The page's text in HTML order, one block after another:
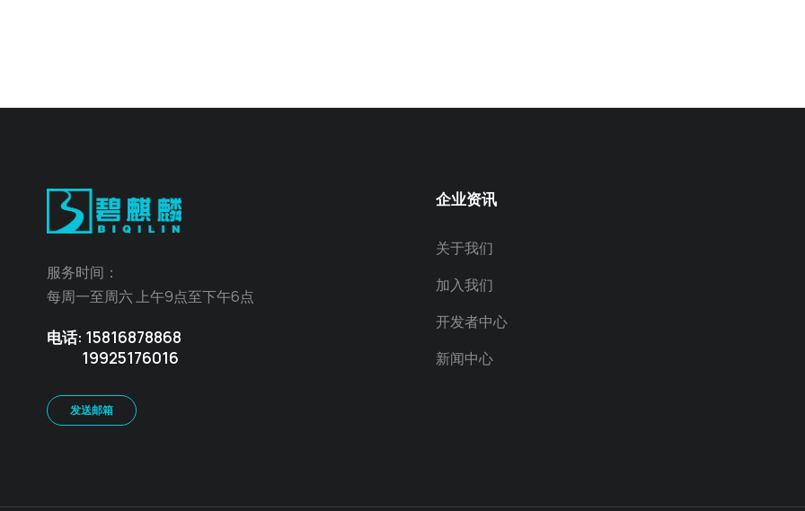
服务时间：
每周一至周六 上午9点至下午6点
电话: 15816878868
19925176016
发送邮箱
企业资讯
关于我们
加入我们
开发者中心
新闻中心